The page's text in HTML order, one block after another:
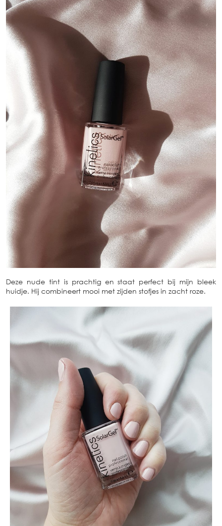
Deze nude tint is prachtig en staat perfect bij mijn bleek
huidje. Hij combineert mooi met zijden stofjes in zacht roze.